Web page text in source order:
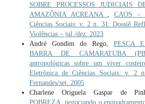
SOBRE PROCESSOS JUDICIAIS
AMAZÔNIA ACREANA
,CAOS –
Ciências Sociais: v. 2 n. 31: Dossiê
Violências – jul./dez. 2023
André Gondim do Rego,PESCA
BARRA DE CAMARATUBA
antropológicas sobre um viver
Eletrônica de Ciências Sociais: v. 2
Fernandes/set. 2005
Charlene Origuela Gaspar de
POBREZA: negociando o